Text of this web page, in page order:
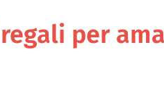
Marmellate e confetture
Conserve
Festa della Mamma
Festa del Papàper